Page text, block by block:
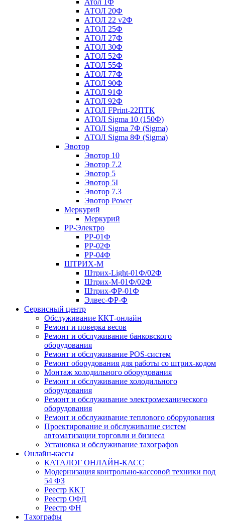
Атол 1Ф
АТОЛ 20Ф
АТОЛ 22 v2Ф
АТОЛ 25Ф
АТОЛ 27Ф
АТОЛ 30Ф
АТОЛ 52Ф
АТОЛ 55Ф
АТОЛ 77Ф
АТОЛ 90Ф
АТОЛ 91Ф
АТОЛ 92Ф
АТОЛ FPrint-22ПТК
АТОЛ Sigma 10 (150Ф)
АТОЛ Sigma 7Ф (Sigma)
АТОЛ Sigma 8Ф (Sigma)
Эвотор
Эвотор 10
Эвотор 7.2
Эвотор 5
Эвотор 5I
Эвотор 7.3
Эвотор Power
Меркурий
Меркурий
РР-Электро
РР-01Ф
РР-02Ф
РР-04Ф
ШТРИХ-М
Штрих-Light-01Ф/02Ф
Штрих-М-01Ф/02Ф
Штрих-ФР-01Ф
Элвес-ФР-Ф
Сервисный центр
Обслуживание ККТ-онлайн
Ремонт и поверка весов
Ремонт и обслуживание банковского
оборудования
Ремонт и обслуживание POS-систем
Ремонт оборудования для работы со штрих-кодом
Монтаж холодильного оборудования
Ремонт и обслуживание холодильного
оборудования
Ремонт и обслуживание электромеханического
оборудования
Ремонт и обслуживание теплового оборудования
Проектирование и обслуживание систем
автоматизации торговли и бизнеса
Установка и обслуживание тахографов
Онлайн-кассы
КАТАЛОГ ОНЛАЙН-КАСС
Модернизация контрольно-кассовой техники под
54 ФЗ
Реестр ККТ
Реестр ОФД
Реестр ФН
Тахографы